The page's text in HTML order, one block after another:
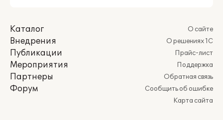
Каталог
Внедрения
Публикации
Мероприятия
Партнеры
Форум
О сайте
О решениях 1С
Прайс-лист
Поддержка
Обратная связь
Сообщить об ошибке
Карта сайта